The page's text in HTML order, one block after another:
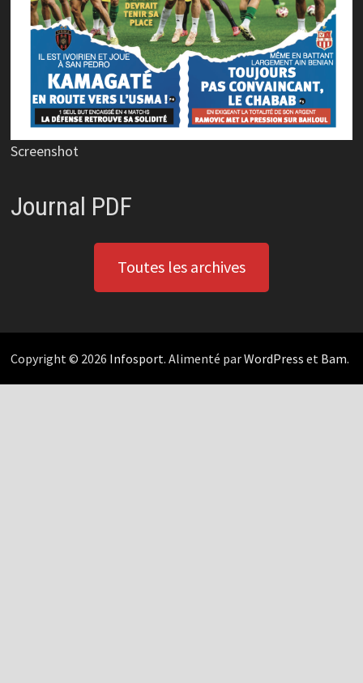
Screenshot
Journal PDF
Toutes les archives
Copyright © 2026 Infosport. Alimenté parWordPress et Bam.